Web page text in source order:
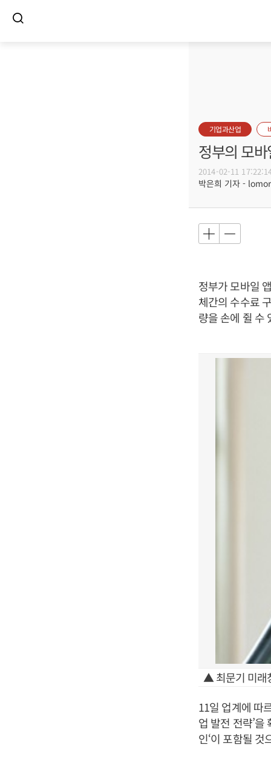
기업과산업
정부의 모바
2014-02-11
박은희 기자 -
정부가 모바일
체간의 수수료
량을 손에 쥘 수
▲ 최문기 미래
11일 업계에 따
업 발전 전략’을
인‘이 포함될 것